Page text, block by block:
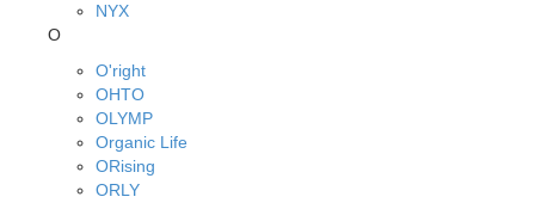
NYX
O
O'right
OHTO
OLYMP
Organic Life
ORising
ORLY